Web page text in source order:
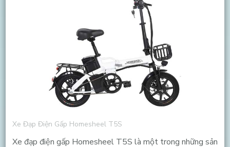
Xe Đạp Điện Gấp Homesheel T5S
Xe đạp điện gấp Homesheel T5S là một trong những sản